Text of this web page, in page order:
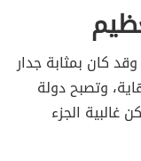
كان بمثابة جدار
وتصبح دولة
غالبية الجزء